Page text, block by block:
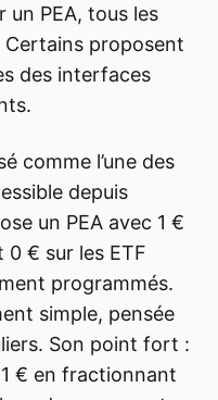
un PEA, tous les
proposent
des interfaces
comme l’une des
depuis
un PEA avec 1 €
€ sur les ETF
programmés.
simple, pensée
Son point fort :
€ en fractionnant